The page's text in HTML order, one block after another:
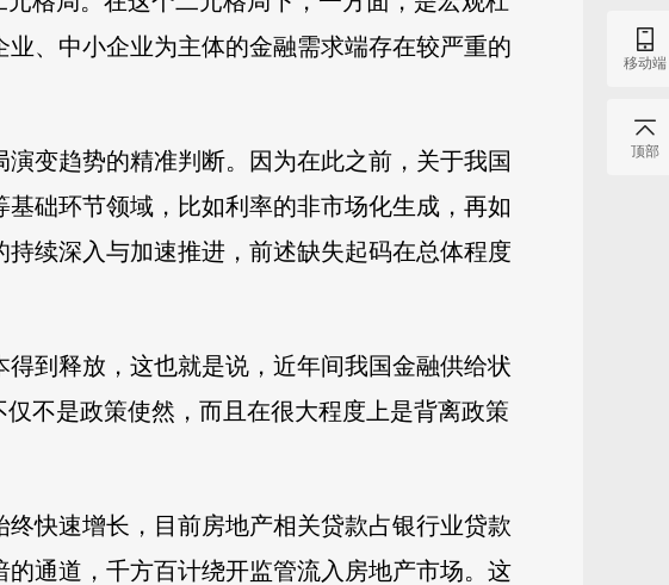
、中小企业为主体的金融需求端存在较严重的
变趋势的精准判断。因为在此之前，关于我国
础环节领域，比如利率的非市场化生成，再如
续深入与加速推进，前述缺失起码在总体程度
到释放，这也就是说，近年间我国金融供给状
不是政策使然，而且在很大程度上是背离政策
快速增长，目前房地产相关贷款占银行业贷款
通道，千方百计绕开监管流入房地产市场。这
移动端
顶部